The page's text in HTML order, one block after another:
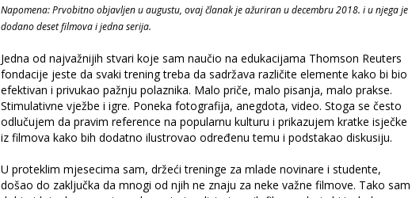
Napomena: Prvobitno objavljen u augustu, ovaj članak je ažuriran u decembru 2018. i u njega je
dodano deset filmova i jedna serija.
Jedna od najvažnijih stvari koje sam naučio na edukacijama Thomson Reuters
fondacije jeste da svaki trening treba da sadržava različite elemente kako bi bio
efektivan i privukao pažnju polaznika. Malo priče, malo pisanja, malo prakse.
Stimulativne vježbe i igre. Poneka fotografija, anegdota, video. Stoga se često
odlučujem da pravim reference na popularnu kulturu i prikazujem kratke isječke
iz filmova kako bih dodatno ilustrovao određenu temu i podstakao diskusiju.
U proteklim mjesecima sam, držeći treninge za mlade novinare i studente,
došao do zaključka da mnogi od njih ne znaju za neke važne filmove. Tako sam